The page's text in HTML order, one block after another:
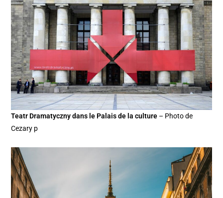
Teatr Dramatyczny dans le Palais de la culture – Photo de
Cezary p